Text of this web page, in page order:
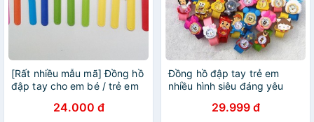
[Rất nhiều mẫu mã] Đồng hồ
đập tay cho em bé / trẻ em
24.000 đ
Đồng hồ đập tay trẻ em
nhiều hình siêu đáng yêu
29.999 đ